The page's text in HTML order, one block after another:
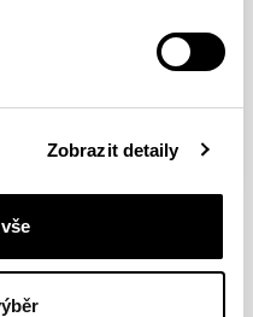
Zobrazit detaily
8b+
SHOW ALL